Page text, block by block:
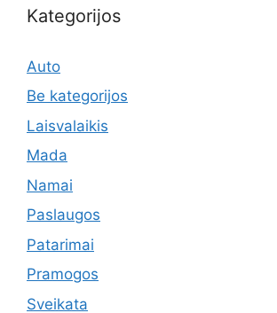
Kategorijos
Auto
Be kategorijos
Laisvalaikis
Mada
Namai
Paslaugos
Patarimai
Pramogos
Sveikata